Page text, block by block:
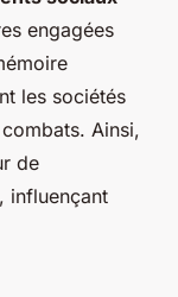
engagées
les sociétés
Ainsi,
de
influençant